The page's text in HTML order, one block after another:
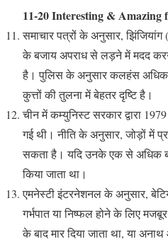
11-20 Interesting &
समाचार पत्रों के अनुसार,
के बजाय अपराध से लड़ने में मदद
है। पुलिस के अनुसार कलहंस
कुत्तों की तुलना में बेहतर दृष्टि है।
चीन में कम्युनिस्ट सरकार द्वारा
गई थी। नीति के अनुसार, जोड़ों में
सकता है। यदि उनके एक से अधिक
किया जाता था।
एमनेस्टी इंटरनेशनल के अनुसार,
गर्भपात या निष्फल होने के लिए
के बाद मार दिया जाता था, या